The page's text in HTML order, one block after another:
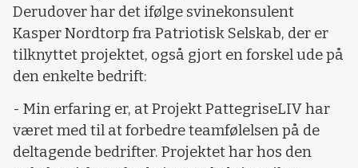
Derudover har det ifølge svinekonsulent
Kasper Nordtorp fra Patriotisk Selskab, der er
tilknyttet projektet, også gjort en forskel ude på
den enkelte bedrift:
- Min erfaring er, at Projekt PattegriseLIV har
været med til at forbedre teamfølelsen på de
deltagende bedrifter. Projektet har hos den